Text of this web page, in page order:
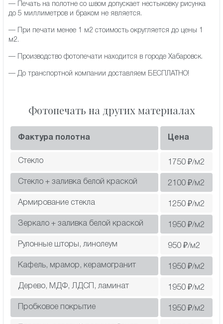
— Печать на полотне со швом допускает нестыковку рисунка
до 5 миллиметров и браком не является.
— При печати менее 1 м2 стоимость округляется до цены 1
м2.
— Производство фотопечати находится в городе Хабаровск.
— До транспортной компании доставляем БЕСПЛАТНО!
Фотопечать на других материалах
Фактура полотна Цена
Стекло 1750 ₽/м2
Стекло + заливка белой краской 2100 ₽/м2
Армирование стекла 1250 ₽/м2
Зеркало + заливка белой краской 1950 ₽/м2
Рулонные шторы, линолеум 950 ₽/м2
Кафель, мрамор, керамогранит 1950 ₽/м2
Дерево, МДФ, ЛДСП, ламинат 1950 ₽/м2
Пробковое покрытие 1950 ₽/м2